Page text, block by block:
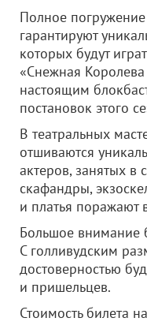
Полное
гарантируют
которых будут
«Снежная
настоящим
постановок этого
В театральных
отшиваются
актеров, занятых в
скафандры,
и платья поражают
Большое внимание
С голливудским
достоверностью
и пришельцев.
Стоимость билета